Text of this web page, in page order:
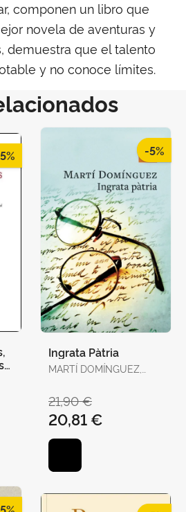
componen un libro que
novela de aventuras y
demuestra que el talento
y no conoce límites.
-5%
Ingrata Pàtria
MARTÍ DOMÍNGUEZ,
21,90 €
20,81 €